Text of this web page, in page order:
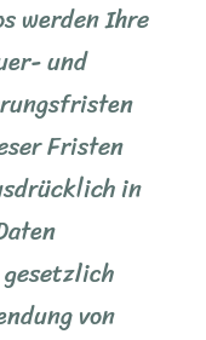
werden Ihre
und
Fristen
in
von